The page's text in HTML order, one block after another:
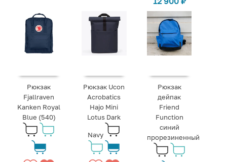
Рюкзак
Fjallraven
Kanken Royal
Blue (540)
Рюкзак Ucon
Acrobatics
Hajo Mini
Lotus Dark
Navy
Рюкзак
дейпак
Friend
Function
синий
прорезиненный